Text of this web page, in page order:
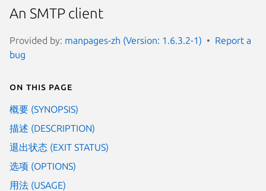
An SMTP client
Provided by: manpages-zh (Version: 1.6.3.2-1)
Report a
bug
On this page
概要 (SYNOPSIS)
描述 (DESCRIPTION)
退出状态 (EXIT STATUS)
选项 (OPTIONS)
用法 (USAGE)